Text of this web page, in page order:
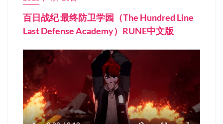
百日战纪 最终防卫学园（The Hundred Line
Last Defense Academy）RUNE中文版